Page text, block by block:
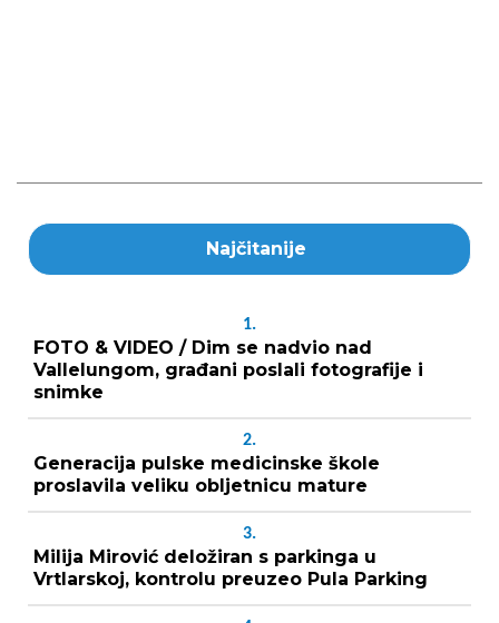
Najčitanije
1.
FOTO & VIDEO / Dim se nadvio nad
Vallelungom, građani poslali fotografije i
snimke
2.
Generacija pulske medicinske škole
proslavila veliku obljetnicu mature
3.
Milija Mirović deložiran s parkinga u
Vrtlarskoj, kontrolu preuzeo Pula Parking